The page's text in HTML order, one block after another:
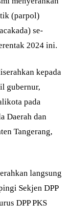
(parpol)
se-
2024 ini.
kepada
gubernur,
pada
Daerah dan
Tangerang,
langsung
Sekjen DPP
DPP PKS